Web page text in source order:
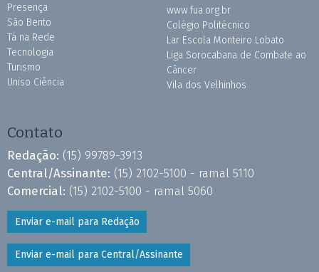
Presença
São Bento
Tá na Rede
Tecnologia
Turismo
Uniso Ciência
www.fua.org.br
Colégio Politécnico
Lar Escola Monteiro Lobato
Liga Sorocabana de Combate ao
Câncer
Vila dos Velhinhos
Contato
Redação: (15) 99789-3913
Central/Assinante: (15) 2102-5100 - ramal 5110
Comercial: (15) 2102-5100 - ramal 5060
Enviar e-mail para Redação
Enviar e-mail para Central/Assinante